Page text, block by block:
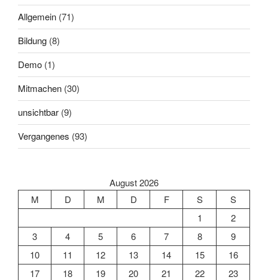
Allgemein (71)
Bildung (8)
Demo (1)
Mitmachen (30)
unsichtbar (9)
Vergangenes (93)
August 2026
M
D M D F S
S
1
2
3
4 5 6 7 8
9
10
11 12 13 14 15
16
17
18 19 20 21 22
23